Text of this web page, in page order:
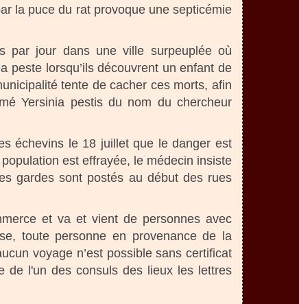
la puce du rat provoque une septicémie
par jour dans une ville surpeuplée où
peste lorsqu’ils découvrent un enfant de
tente de cacher ces morts, afin
Yersinia pestis du nom du chercheur
échevins le 18 juillet que le danger est
est effrayée, le médecin insiste
gardes sont postés au début des rues
et va et vient de personnes avec
toute personne en provenance de la
voyage n’est possible sans certificat
de l'un des consuls des lieux les lettres